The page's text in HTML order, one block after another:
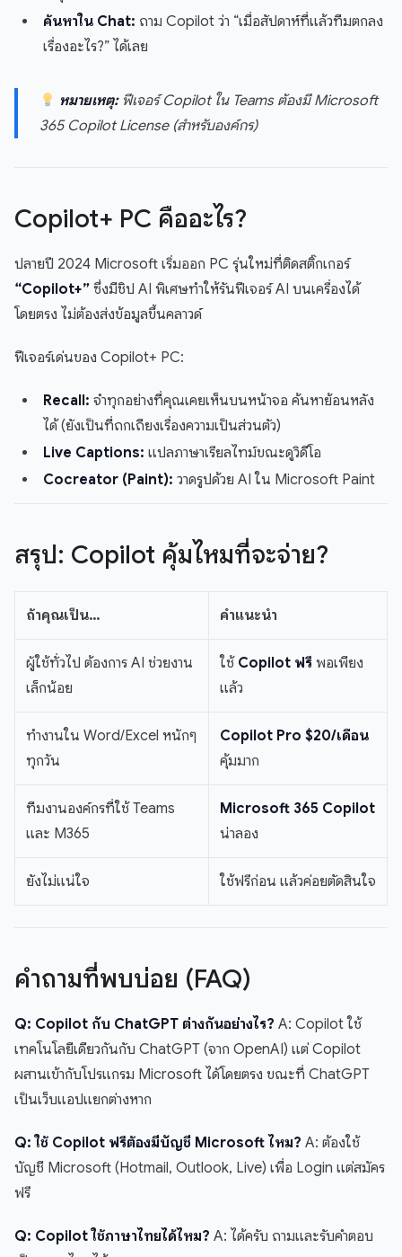
ค้นหาใน Chat: ถาม Copilot ว่า “เมื่อสัปดาห์ที่แล้วทีมตกลง
เรื่องอะไร?” ได้เลย
หมายเหตุ:ฟีเจอร์ Copilot ใน Teams ต้องมี Microsoft
365 Copilot License (สำหรับองค์กร)
Copilot+ PC คืออะไร?
ปลายปี 2024 Microsoft เริ่มออก PC รุ่นใหม่ที่ติดสติ๊กเกอร์
“Copilot+” ซึ่งมีชิป AI พิเศษทำให้รันฟีเจอร์ AI บนเครื่องได้
โดยตรง ไม่ต้องส่งข้อมูลขึ้นคลาวด์
ฟีเจอร์เด่นของ Copilot+ PC:
Recall: จำทุกอย่างที่คุณเคยเห็นบนหน้าจอ ค้นหาย้อนหลัง
ได้ (ยังเป็นที่ถกเถียงเรื่องความเป็นส่วนตัว)
Live Captions: แปลภาษาเรียลไทม์ขณะดูวิดีโอ
Cocreator (Paint): วาดรูปด้วย AI ใน Microsoft Paint
สรุป: Copilot คุ้มไหมที่จะจ่าย?
ถ้าคุณเป็น… คำแนะนำ
ผู้ใช้ทั่วไป ต้องการ AI ช่วยงาน
เล็กน้อย
ใช้ Copilot ฟรี พอเพียง
แล้ว
ทำงานใน Word/Excel หนักๆ
ทุกวัน
Copilot Pro $20/เดือน
คุ้มมาก
ทีมงานองค์กรที่ใช้ Teams
และ M365
Microsoft 365 Copilot
น่าลอง
ยังไม่แน่ใจ ใช้ฟรีก่อน แล้วค่อยตัดสินใจ
คำถามที่พบบ่อย (FAQ)
Q: Copilot กับ ChatGPT ต่างกันอย่างไร? A: Copilot ใช้
เทคโนโลยีเดียวกันกับ ChatGPT (จาก OpenAI) แต่ Copilot
ผสานเข้ากับโปรแกรม Microsoft ได้โดยตรง ขณะที่ ChatGPT
เป็นเว็บแอปแยกต่างหาก
Q: ใช้ Copilot ฟรีต้องมีบัญชี Microsoft ไหม? A: ต้องใช้
บัญชี Microsoft (Hotmail, Outlook, Live) เพื่อ Login แต่สมัคร
ฟรี
Q: Copilot ใช้ภาษาไทยได้ไหม? A: ได้ครับ ถามและรับคำตอบ